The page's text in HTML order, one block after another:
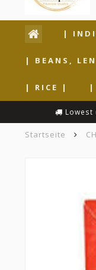
|
| BEANS,
| RICE | |
Lowest
Startseite